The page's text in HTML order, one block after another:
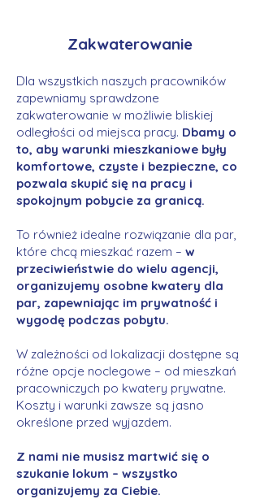
Zakwaterowanie
Dla wszystkich naszych pracowników
zapewniamy sprawdzone
zakwaterowanie w możliwie bliskiej
odległości od miejsca pracy. Dbamy o
to, aby warunki mieszkaniowe były
komfortowe, czyste i bezpieczne, co
pozwala skupić się na pracy i
spokojnym pobycie za granicą.
To również idealne rozwiązanie dla par,
które chcą mieszkać razem – w
przeciwieństwie do wielu agencji,
organizujemy osobne kwatery dla
par, zapewniając im prywatność i
wygodę podczas pobytu.
W zależności od lokalizacji dostępne są
różne opcje noclegowe – od mieszkań
pracowniczych po kwatery prywatne.
Koszty i warunki zawsze są jasno
określone przed wyjazdem.
Z nami nie musisz martwić się o
szukanie lokum – wszystko
organizujemy za Ciebie.